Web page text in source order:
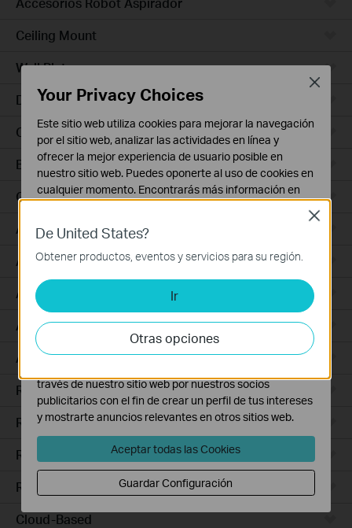
Ceiling Mount
Wall Plate
Desktop
Outdoor
Bridges
GPON
Access Plus
Aggregation
Access Max
Access
Access Pro
Routers Ethernet
Routers Wi-Fi
Routers 5G/4G
Routers Integrados
Cloud-Based
De United States?
Obtener productos, eventos y servicios para su región.
Ir
Otras opciones
Close
Your Privacy Choices
Este sitio web utiliza cookies para mejorar la navegación
por el sitio web, analizar las actividades en línea y
ofrecer la mejor experiencia de usuario posible en
nuestro sitio web. Puedes oponerte al uso de cookies en
cualquier momento. Encontrarás más información en
Cookies Básicas
Estas cookies son necesarias para el funcionamiento
del sitio web y no pueden desactivarse en tu sistema.
Cookies de Análisis y de Marketing
Las cookies de análisis nos permiten analizar tus
actividades en nuestro sitio web con el fin de mejorar y
adaptar la funcionalidad del mismo.
través de nuestro sitio web por nuestros socios
publicitarios con el fin de crear un perfil de tus intereses
y mostrarte anuncios relevantes en otros sitios web.
Aceptar todas las Cookies
Guardar Configuración
Close